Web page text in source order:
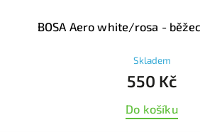
BOSA Aero white/rosa -
Skladem
550 Kč
Do košíku